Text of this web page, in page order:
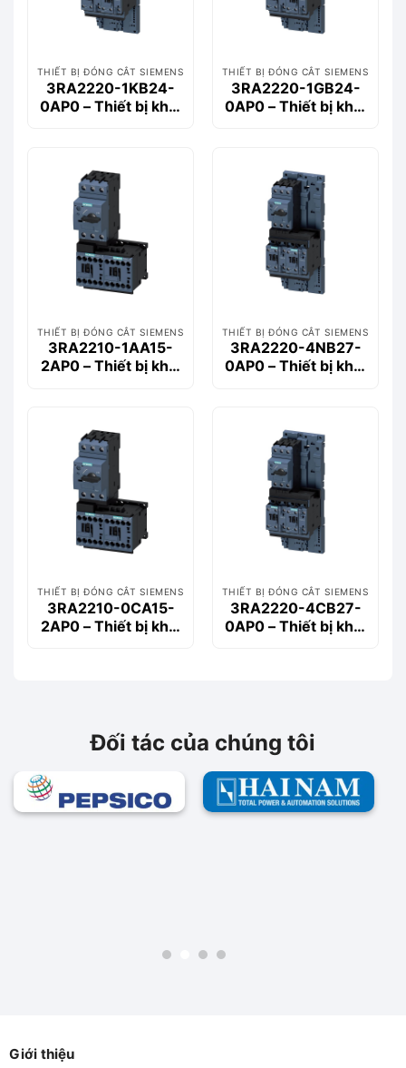
THIẾT BỊ ĐÓNG CẮT SIEMENS
3RA2220-1KB24-
0AP0 – Thiết bị khởi
THIẾT BỊ ĐÓNG CẮT SIEMENS
3RA2220-1GB24-
0AP0 – Thiết bị khởi
THIẾT BỊ ĐÓNG CẮT SIEMENS
3RA2210-1AA15-
2AP0 – Thiết bị khởi
THIẾT BỊ ĐÓNG CẮT SIEMENS
3RA2220-4NB27-
0AP0 – Thiết bị khởi
THIẾT BỊ ĐÓNG CẮT SIEMENS
3RA2210-0CA15-
2AP0 – Thiết bị khởi
THIẾT BỊ ĐÓNG CẮT SIEMENS
3RA2220-4CB27-
0AP0 – Thiết bị khởi
Đối tác của chúng tôi
Giới thiệu